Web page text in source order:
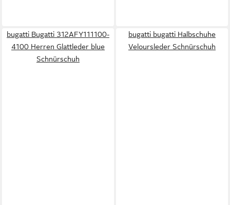
bugatti Bugatti 312AFY111100-
4100 Herren Glattleder blue
Schnürschuh
bugatti bugatti Halbschuhe
Veloursleder Schnürschuh